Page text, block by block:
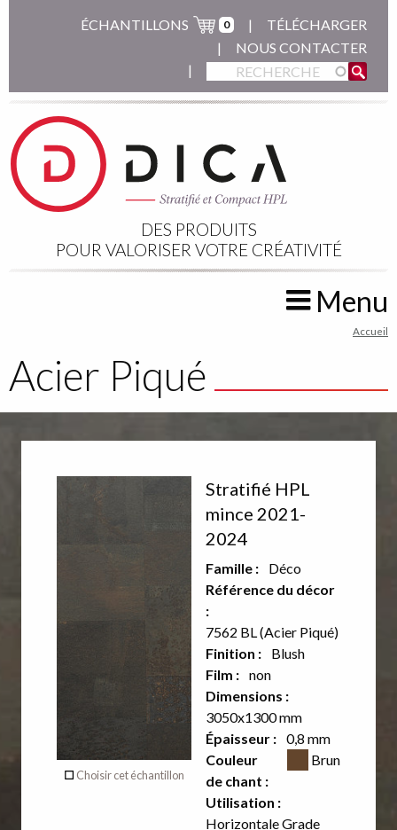
ÉCHANTILLONS 0
TÉLÉCHARGER
NOUS CONTACTER
DES PRODUITS
POUR VALORISER VOTRE CRÉATIVITÉ
Menu
are
here
Accueil
Acier Piqué
Décor
décor sur
le verso
de ce
produit
Choisir cet échantillon
Stratifié HPL
mince 2021-
2024
Famille :
Déco
Référence du décor
:
7562 BL (Acier Piqué)
Finition :
Blush
Film : non
Dimensions :
3050x1300 mm
Épaisseur : 0,8 mm
Couleur
de chant :
Couleur CSS
Brun
Utilisation :
Horizontale Grade